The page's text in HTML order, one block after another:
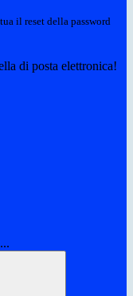
il reset della password
di posta elettronica!